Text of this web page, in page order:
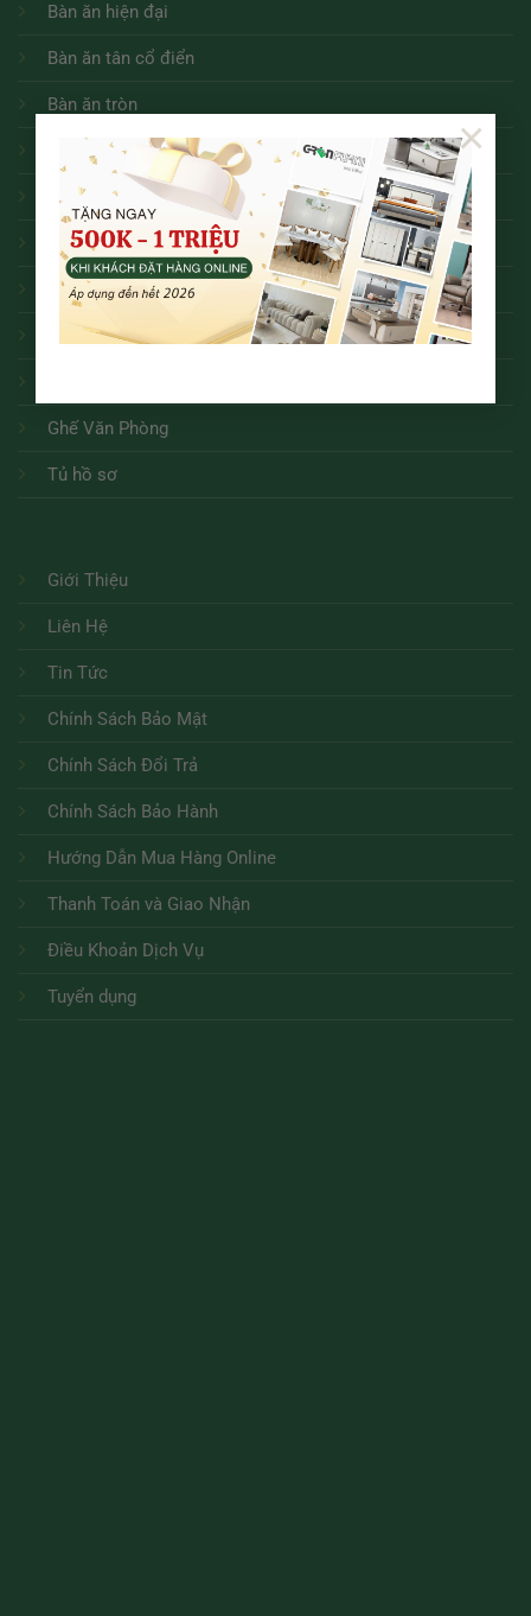
×
Bàn ăn hiện đại
Bàn ăn tân cổ điển
Bàn ăn tròn
Bàn ăn
Sofa
Bàn trà
Kệ tivi
Ghế ăn các loại
Ghế Văn Phòng
Tủ hồ sơ
Giới Thiệu
Liên Hệ
Tin Tức
Chính Sách Bảo Mật
Chính Sách Đổi Trả
Chính Sách Bảo Hành
Hướng Dẫn Mua Hàng Online
Thanh Toán và Giao Nhận
Điều Khoản Dịch Vụ
Tuyển dụng